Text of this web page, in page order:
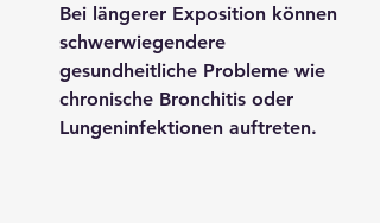
Bei längerer Exposition können
schwerwiegendere
gesundheitliche Probleme wie
chronische Bronchitis oder
Lungeninfektionen auftreten.